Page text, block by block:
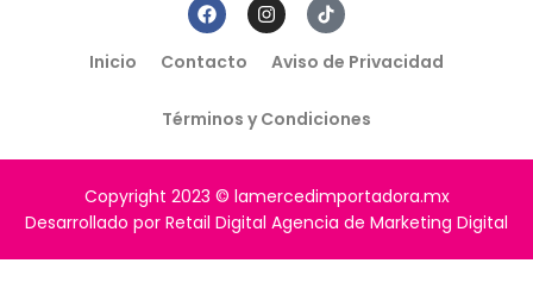
Inicio Contacto Aviso de Privacidad
Términos y Condiciones
Copyright 2023 © lamercedimportadora.mx
Desarrollado por Retail Digital Agencia de Marketing Digital